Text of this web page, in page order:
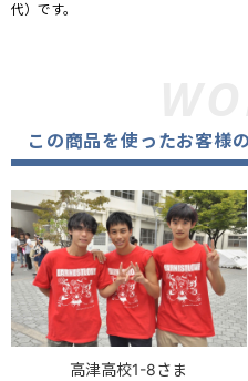
代）です。
この商品を使ったお客様
高津高校1-8さま